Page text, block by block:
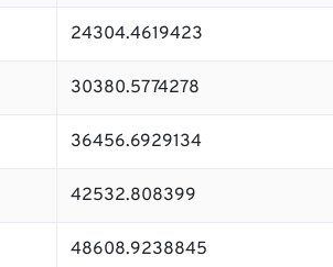
24304.4619423
30380.5774278
36456.6929134
42532.808399
48608.9238845